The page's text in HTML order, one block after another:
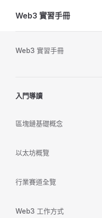
Skip to content
Web3 實習手冊
Web3 實習手冊
入門導讀
區塊鏈基礎概念
以太坊概覽
行業賽道全覽
Web3 工作方式